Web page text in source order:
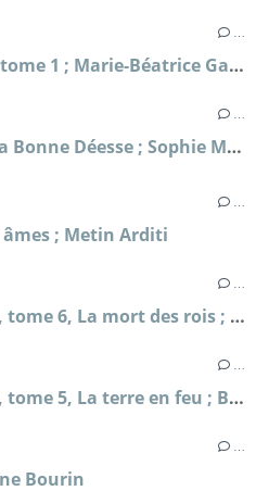
La falaise de la Repentie, tome 1 ; Marie-Béatrice Gauvin
Clodia ou le scandale de la Bonne Déesse ; Sophie Malick-Prunier
; Metin Arditi
Les chroniques saxonnes, tome 6, La mort des rois ; Bernard Cornwell
Les chroniques saxonnes, tome 5, La terre en feu ; Bernard Cornwell
Bourin